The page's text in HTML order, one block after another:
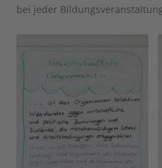
bei jeder